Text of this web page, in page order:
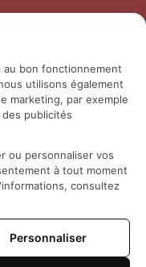
au bon fonctionnement
utilisons également
marketing, par exemple
publicités
ou personnaliser vos
à tout moment
consultez
Personnaliser